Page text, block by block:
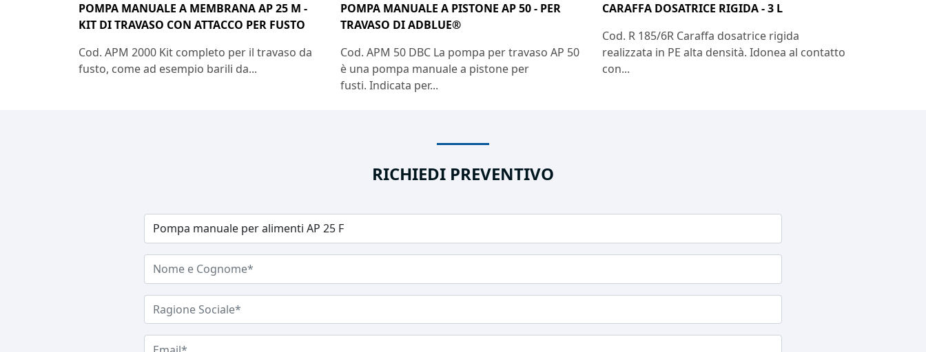
POMPA MANUALE A MEMBRANA AP 25 M -
KIT DI TRAVASO CON ATTACCO PER FUSTO
Cod. APM 2000 Kit completo per il travaso da
fusto, come ad esempio barili da...
POMPA MANUALE A PISTONE AP 50 - PER
TRAVASO DI ADBLUE®
Cod. APM 50 DBC La pompa per travaso AP 50
è una pompa manuale a pistone per
fusti. Indicata per...
CARAFFA DOSATRICE RIGIDA - 3 L
Cod. R 185/6R Caraffa dosatrice rigida
realizzata in PE alta densità. Idonea al contatto
con...
RICHIEDI PREVENTIVO